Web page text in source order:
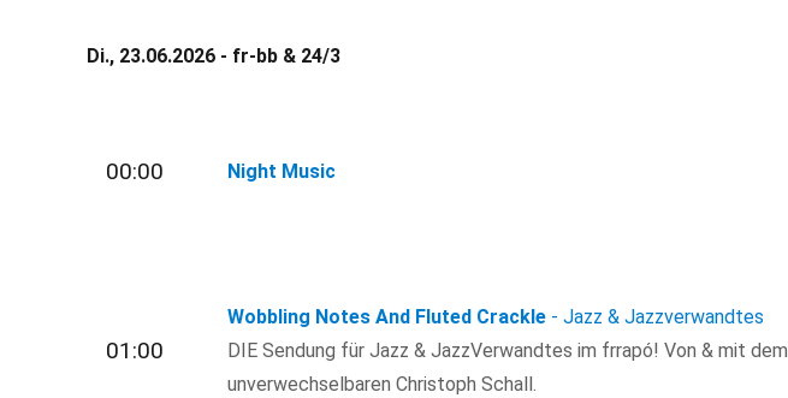
Di., 23.06.2026 - fr-bb & 24/3
00:00 Night Music
01:00
Wobbling Notes And Fluted Crackle - Jazz & Jazzverwandtes
DIE Sendung für Jazz & JazzVerwandtes im frrapó! Von & mit dem
unverwechselbaren Christoph Schall.